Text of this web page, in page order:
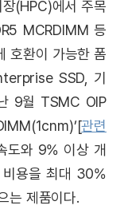
(HPC)에서 주목
MCRDIMM 등
호환이 가능한 폼
SSD, 기
9월 TSMC OIP
관련
도와 9% 이상 개
비용을 최대 30%
는 제품이다.